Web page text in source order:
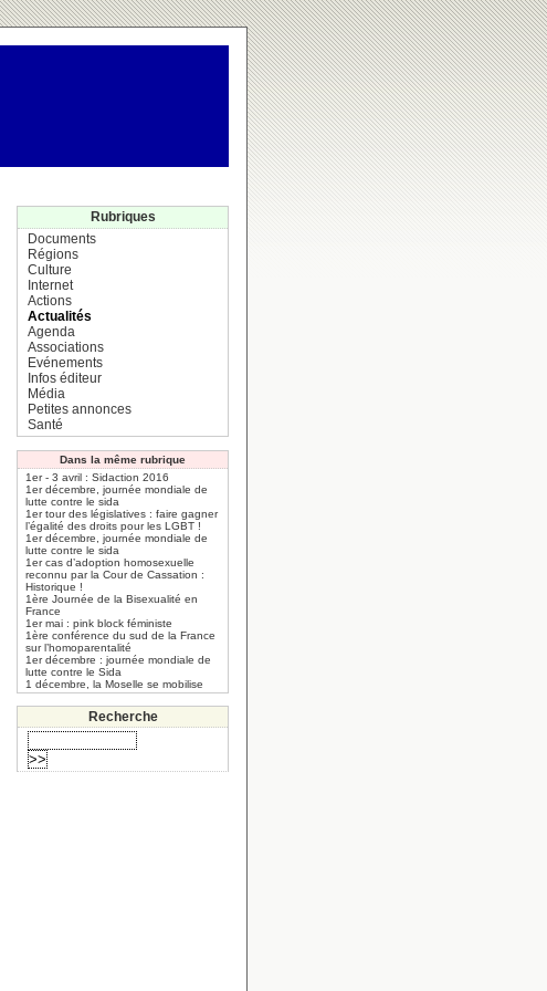
Rubriques
Documents
Régions
Culture
Internet
Actions
Actualités
Agenda
Associations
Evénements
Infos éditeur
Média
Petites annonces
Santé
Dans la même rubrique
1er - 3 avril : Sidaction 2016
1er décembre, journée mondiale de
lutte contre le sida
1er tour des législatives : faire gagner
l’égalité des droits pour les LGBT !
1er décembre, journée mondiale de
lutte contre le sida
1er cas d’adoption homosexuelle
reconnu par la Cour de Cassation :
Historique !
1ère Journée de la Bisexualité en
France
1er mai : pink block féministe
1ère conférence du sud de la France
sur l’homoparentalité
1er décembre : journée mondiale de
lutte contre le Sida
1 décembre, la Moselle se mobilise
Recherche